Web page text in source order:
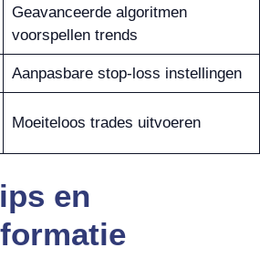
Geavanceerde algoritmen
voorspellen trends
Aanpasbare stop-loss instellingen
Moeiteloos trades uitvoeren
en